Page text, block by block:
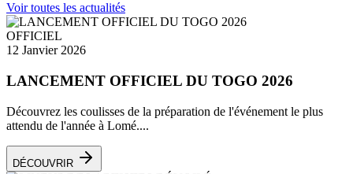
Voir toutes les actualités
OFFICIEL
12 Janvier 2026
LANCEMENT OFFICIEL DU TOGO 2026
Découvrez les coulisses de la préparation de l'événement le plus
attendu de l'année à Lomé....
DÉCOUVRIR